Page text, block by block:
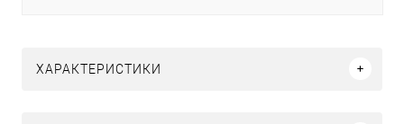
ХАРАКТЕРИСТИКИ